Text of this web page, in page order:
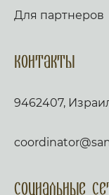
Контакты
9462407,
Социальные